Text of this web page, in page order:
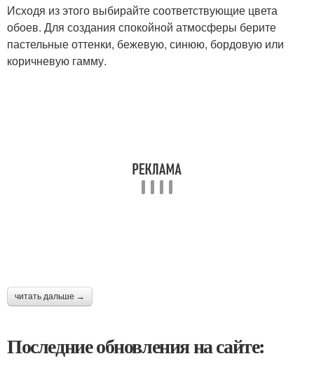
Исходя из этого выбирайте соответствующие цвета
обоев. Для создания спокойной атмосферы берите
пастельные оттенки, бежевую, синюю, бордовую или
коричневую гамму.
читать дальше →
Последние обновления на сайте: